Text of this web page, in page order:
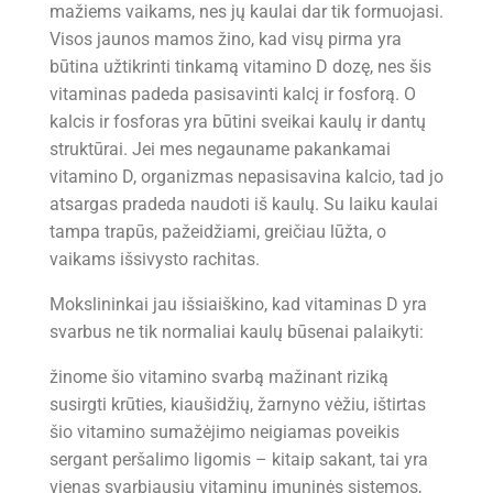
mažiems vaikams, nes jų kaulai dar tik formuojasi.
Visos jaunos mamos žino, kad visų pirma yra
būtina užtikrinti tinkamą vitamino D dozę, nes šis
vitaminas padeda pasisavinti kalcį ir fosforą. O
kalcis ir fosforas yra būtini sveikai kaulų ir dantų
struktūrai. Jei mes negauname pakankamai
vitamino D, organizmas nepasisavina kalcio, tad jo
atsargas pradeda naudoti iš kaulų. Su laiku kaulai
tampa trapūs, pažeidžiami, greičiau lūžta, o
vaikams išsivysto rachitas.
Mokslininkai jau išsiaiškino, kad vitaminas D yra
svarbus ne tik normaliai kaulų būsenai palaikyti:
žinome šio vitamino svarbą mažinant riziką
susirgti krūties, kiaušidžių, žarnyno vėžiu, ištirtas
šio vitamino sumažėjimo neigiamas poveikis
sergant peršalimo ligomis – kitaip sakant, tai yra
vienas svarbiausių vitaminų imuninės sistemos,